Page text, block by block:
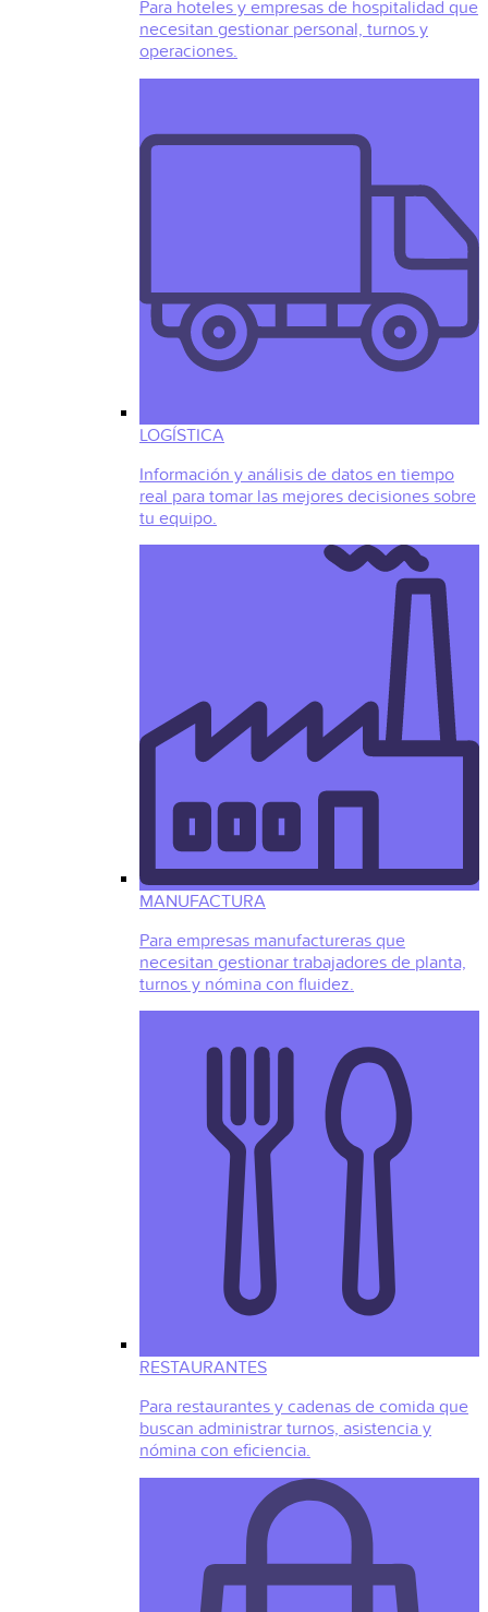
Para hoteles y empresas de hospitalidad que
necesitan gestionar personal, turnos y
operaciones.
LOGÍSTICA
Información y análisis de datos en tiempo
real para tomar las mejores decisiones sobre
tu equipo.
MANUFACTURA
Para empresas manufactureras que
necesitan gestionar trabajadores de planta,
turnos y nómina con fluidez.
RESTAURANTES
Para restaurantes y cadenas de comida que
buscan administrar turnos, asistencia y
nómina con eficiencia.